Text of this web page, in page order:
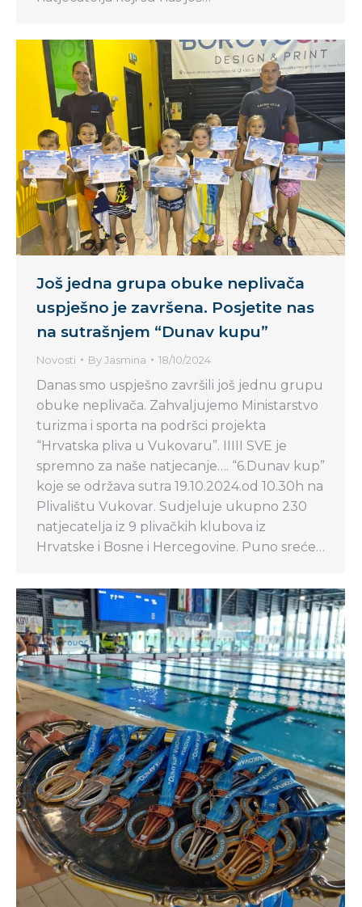
Još jedna grupa obuke neplivača
uspješno je završena. Posjetite nas
na sutrašnjem “Dunav kupu”
Novosti ByJasmina 18/10/2024
Danas smo uspješno završili još jednu grupu
obuke neplivača. Zahvaljujemo Ministarstvo
turizma i sporta na podršci projekta
“Hrvatska pliva u Vukovaru”. IIIII SVE je
spremno za naše natjecanje…. “6.Dunav kup”
koje se održava sutra 19.10.2024.od 10.30h na
Plivalištu Vukovar. Sudjeluje ukupno 230
natjecatelja iz 9 plivačkih klubova iz
Hrvatske i Bosne i Hercegovine. Puno sreće…